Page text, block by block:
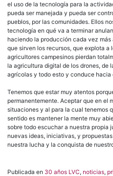
el uso de la tecnología para la
pueda ser manejada y pueda ser
pueblos, por las comunidades. Ellos
tecnología en qué va a terminar
haciendo la producción cada vez
que sirven los recursos, que explota a
agricultores campesinos pierdan
la agricultura digital de los drones, de
agrícolas y todo esto y conduce hacia
Tenemos que estar muy atentos
permanentemente. Aceptar que en el
situaciones y al para la cual tenemos
sentido es mantener la mente muy
sobre todo escuchar a nuestra propia
nuevas ideas, iniciativas, y
nuestra lucha y la conquista de
Publicada en 30 años LVC, noticias,